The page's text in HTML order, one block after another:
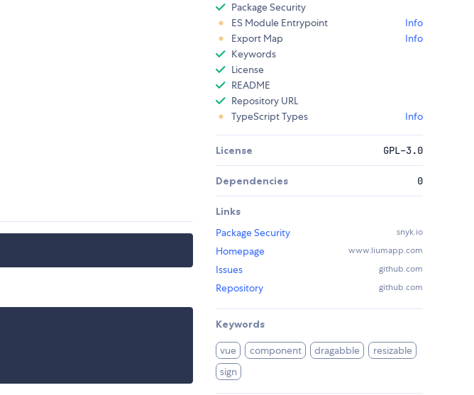
Package Security
ES Module Entrypoint
Info
Export Map
Info
Keywords
License
README
Repository URL
TypeScript Types
Info
License GPL-3.0
Dependencies 0
Links
Package Security
snyk.io
Homepage www.liumapp.com
Issues github.com
Repository github.com
Keywords
vue component dragabble
resizable
sign